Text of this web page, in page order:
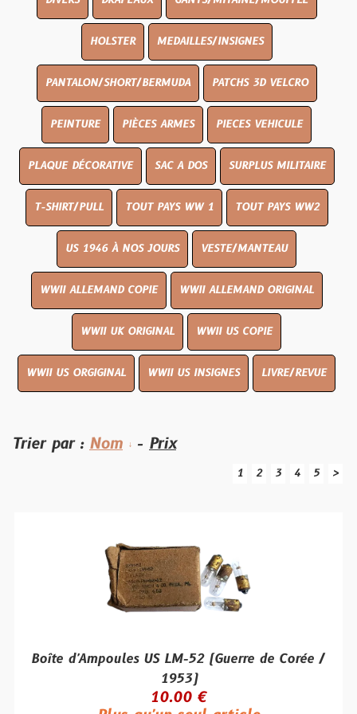
HOLSTER MEDAILLES/INSIGNES
PANTALON/SHORT/BERMUDA PATCHS 3D VELCRO
PEINTURE PIÈCES ARMES PIECES VEHICULE
PLAQUE DÉCORATIVE SAC A DOS SURPLUS MILITAIRE
T-SHIRT/PULL TOUT PAYS WW 1 TOUT PAYS WW2
US 1946 À NOS JOURS VESTE/MANTEAU
WWII ALLEMAND COPIE WWII ALLEMAND ORIGINAL
WWII UK ORIGINAL WWII US COPIE
WWII US ORGIGINAL WWII US INSIGNES LIVRE/REVUE
Trier par : Nom - Prix
1 2 3 4 5 >
Boîte d'Ampoules US LM-52 (Guerre de Corée /
1953)
10.00 €